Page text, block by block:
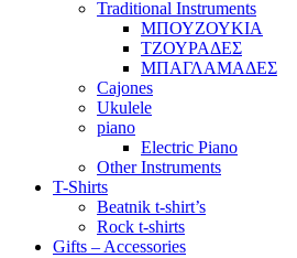
Traditional Instruments
ΜΠΟΥΖΟΥΚΙΑ
ΤΖΟΥΡΑΔΕΣ
ΜΠΑΓΛΑΜΑΔΕΣ
Cajones
Ukulele
piano
Electric Piano
Other Instruments
T-Shirts
Beatnik t-shirt’s
Rock t-shirts
Gifts – Accessories